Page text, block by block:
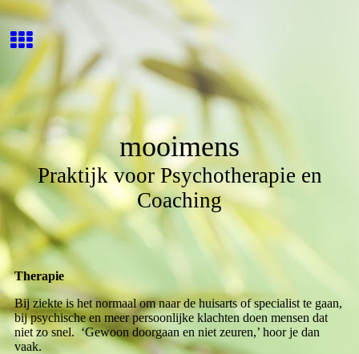
mooimens
Praktijk voor Psychotherapie en
Coaching
Therapie
Bij ziekte is het normaal om naar de huisarts of specialist te gaan,
bij psychische en meer persoonlijke klachten doen mensen dat
niet zo snel. ‘Gewoon doorgaan en niet zeuren,’ hoor je dan
vaak.